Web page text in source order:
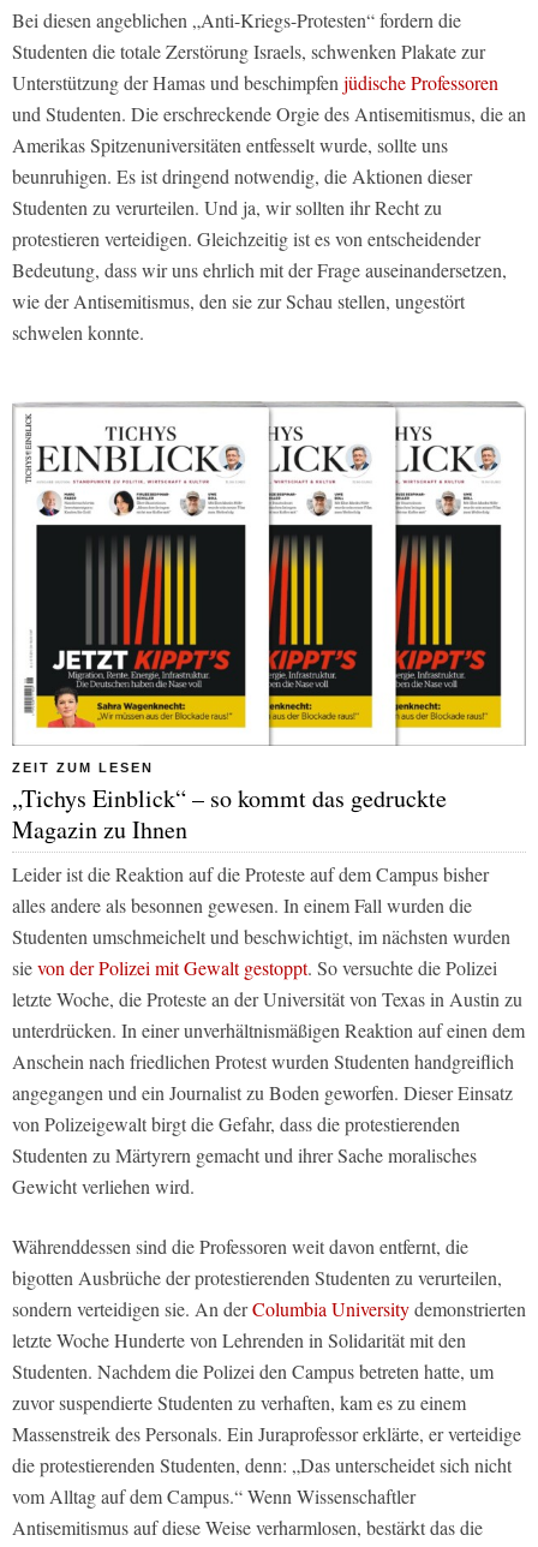
Bei diesen angeblichen „Anti-Kriegs-Protesten“ fordern die
Studenten die totale Zerstörung Israels, schwenken Plakate zur
Unterstützung der Hamas und beschimpfenjüdische Professoren
und Studenten. Die erschreckende Orgie des Antisemitismus, die an
Amerikas Spitzenuniversitäten entfesselt wurde, sollte uns
beunruhigen. Es ist dringend notwendig, die Aktionen dieser
Studenten zu verurteilen. Und ja, wir sollten ihr Recht zu
protestieren verteidigen. Gleichzeitig ist es von entscheidender
Bedeutung, dass wir uns ehrlich mit der Frage auseinandersetzen,
wie der Antisemitismus, den sie zur Schau stellen, ungestört
schwelen konnte.
ZEIT ZUM LESEN
„Tichys Einblick“ – so kommt das gedruckte
Magazin zu Ihnen
Leider ist die Reaktion auf die Proteste auf dem Campus bisher
alles andere als besonnen gewesen. In einem Fall wurden die
Studenten umschmeichelt und beschwichtigt, im nächsten wurden
sievon der Polizei mit Gewalt gestoppt. So versuchte die Polizei
letzte Woche, die Proteste an der Universität von Texas in Austin zu
unterdrücken. In einer unverhältnismäßigen Reaktion auf einen dem
Anschein nach friedlichen Protest wurden Studenten handgreiflich
angegangen und ein Journalist zu Boden geworfen. Dieser Einsatz
von Polizeigewalt birgt die Gefahr, dass die protestierenden
Studenten zu Märtyrern gemacht und ihrer Sache moralisches
Gewicht verliehen wird.
Währenddessen sind die Professoren weit davon entfernt, die
bigotten Ausbrüche der protestierenden Studenten zu verurteilen,
sondern verteidigen sie. An derColumbia Universitydemonstrierten
letzte Woche Hunderte von Lehrenden in Solidarität mit den
Studenten. Nachdem die Polizei den Campus betreten hatte, um
zuvor suspendierte Studenten zu verhaften, kam es zu einem
Massenstreik des Personals. Ein Juraprofessor erklärte, er verteidige
die protestierenden Studenten, denn: „Das unterscheidet sich nicht
vom Alltag auf dem Campus.“ Wenn Wissenschaftler
Antisemitismus auf diese Weise verharmlosen, bestärkt das die